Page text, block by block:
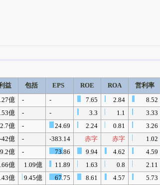
をはじめる
米株版の先行利用も付きます
益 包括 EPS ROE ROA 営利率
億 - - 7.65 2.84 8.52
億 - - 3.3 1.1 3.33
2.7億 - 24.69 2.24 0.81 3.26
-42億 - -383.14 赤字 赤字 1.02
9.2億 - 73.86 9.94 4.62 4.59
億 1.09億 11.89 1.63 0.8 2.11
億 9.45億 67.75 8.61 4.57 5.73